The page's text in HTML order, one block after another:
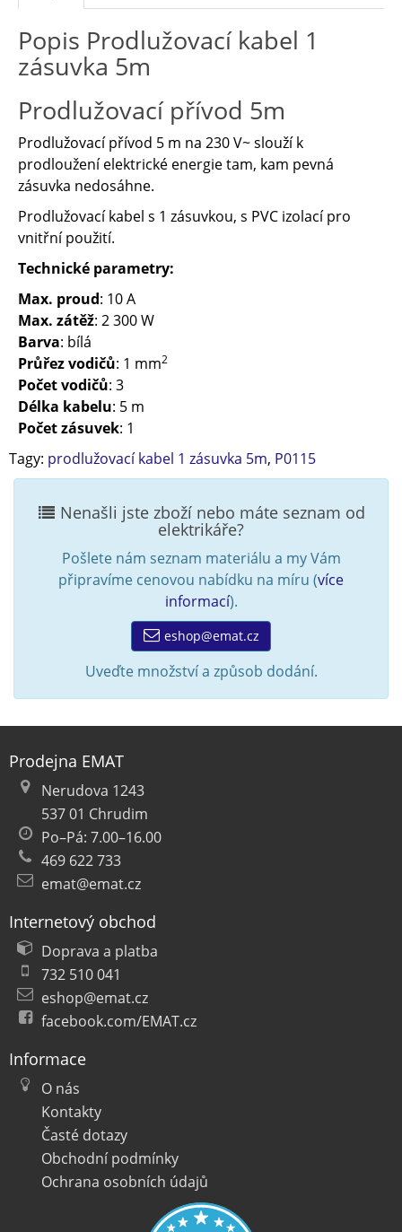
Popis Prodlužovací kabel 1
zásuvka 5m
Prodlužovací přívod 5m
Prodlužovací přívod 5 m na 230 V~ slouží k
prodloužení elektrické energie tam, kam pevná
zásuvka nedosáhne.
Prodlužovací kabel s 1 zásuvkou, s PVC izolací pro
vnitřní použití.
Technické parametry:
Max. proud: 10 A
Max. zátěž: 2 300 W
Barva: bílá
Průřez vodičů: 1 mm2
Počet vodičů: 3
Délka kabelu: 5 m
Počet zásuvek: 1
Tagy: prodlužovací kabel 1 zásuvka 5m, P0115
Nenašli jste zboží nebo máte seznam od
elektrikáře?
Pošlete nám seznam materiálu a my Vám
připravíme cenovou nabídku na míru (více
informací).
eshop@emat.cz
Uveďte množství a způsob dodání.
Prodejna EMAT
Nerudova 1243
537 01 Chrudim
Po–Pá: 7.00–16.00
469 622 733
emat@emat.cz
Internetový obchod
Doprava a platba
732 510 041
eshop@emat.cz
facebook.com/EMAT.cz
Informace
O nás
Kontakty
Časté dotazy
Obchodní podmínky
Ochrana osobních údajů